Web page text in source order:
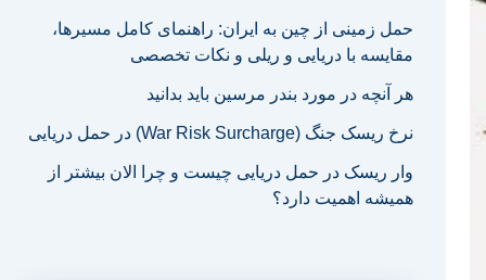
حمل زمینی از چین به ایران: راهنمای کامل مسیرها،
مقایسه با دریایی و ریلی و نکات تخصصی
هر آنچه در مورد بندر مرسین باید بدانید
نرخ ریسک جنگ (War Risk Surcharge) در حمل دریایی
وار ریسک در حمل دریایی چیست و چرا الان بیشتر از
همیشه اهمیت دارد؟